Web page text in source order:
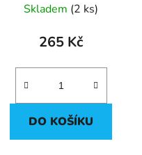
Skladem (2 ks)
265 Kč
DO KOŠÍKU